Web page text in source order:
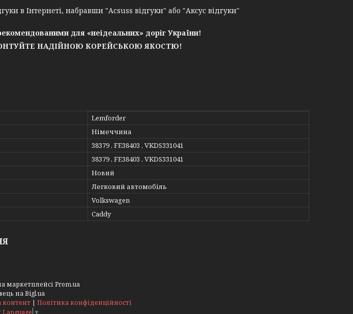
в Інтернеті, набравши "Acsuss відгуки" або "Аксус відгуки"
для «неідеальних» доріг України!
НАДІЙНОЮ КОРЕЙСЬКОЮ ЯКОСТЮ!
Lemforder
Німеччина
38379 , FE38403 , VKDS331041
38379 , FE38403 , VKDS331041
Новий
Легковий автомобіль
Volkswagen
Caddy
маркетплейсі Prom.ua
на Bigl.ua
контент | Політика конфіденційності
Language ▼